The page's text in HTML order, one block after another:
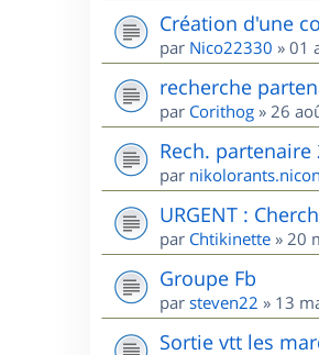
Création d'une
par Nico22330 » 01
recherche
par Corithog » 26
Rech.
par
URGENT :
par Chtikinette » 20
Groupe Fb
par steven22 » 13
Sortie vtt les